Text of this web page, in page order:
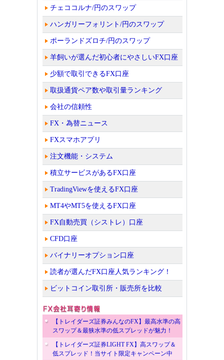
チェココルナ/円のスワップ
ハンガリーフォリント/円のスワップ
ポーランドズロチ/円のスワップ
羊飼いが選んだ初心者にやさしいFX口座
少額で取引できるFX口座
取扱通貨ペア数や取引量ランキング
会社の信頼性
FX・為替ニュース
FXスマホアプリ
注文機能・システム
積立サービスがあるFX口座
TradingViewを使えるFX口座
MT4やMT5を使えるFX口座
FX自動売買（シストレ）口座
CFD口座
バイナリーオプション口座
読者が選んだFX口座人気ランキング！
ビットコイン取引所・販売所を比較
【トレイダーズ証券みんなのFX】最高水準の高
スワップ＆最狭水準の低スプレッドが魅力！
【トレイダーズ証券LIGHT FX】高スワップ＆
低スプレッド！当サイト限定キャンペーン中